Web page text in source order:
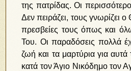
της πατρίδας. Οι
Δεν πειράζει, τους γνωρίζει ο
πρεσβείες τους όπως και
Του. Οι παραδόσεις πολλά
ζωή και τα μαρτύρια για
κατά τον Άγιο Νικόδημο τον